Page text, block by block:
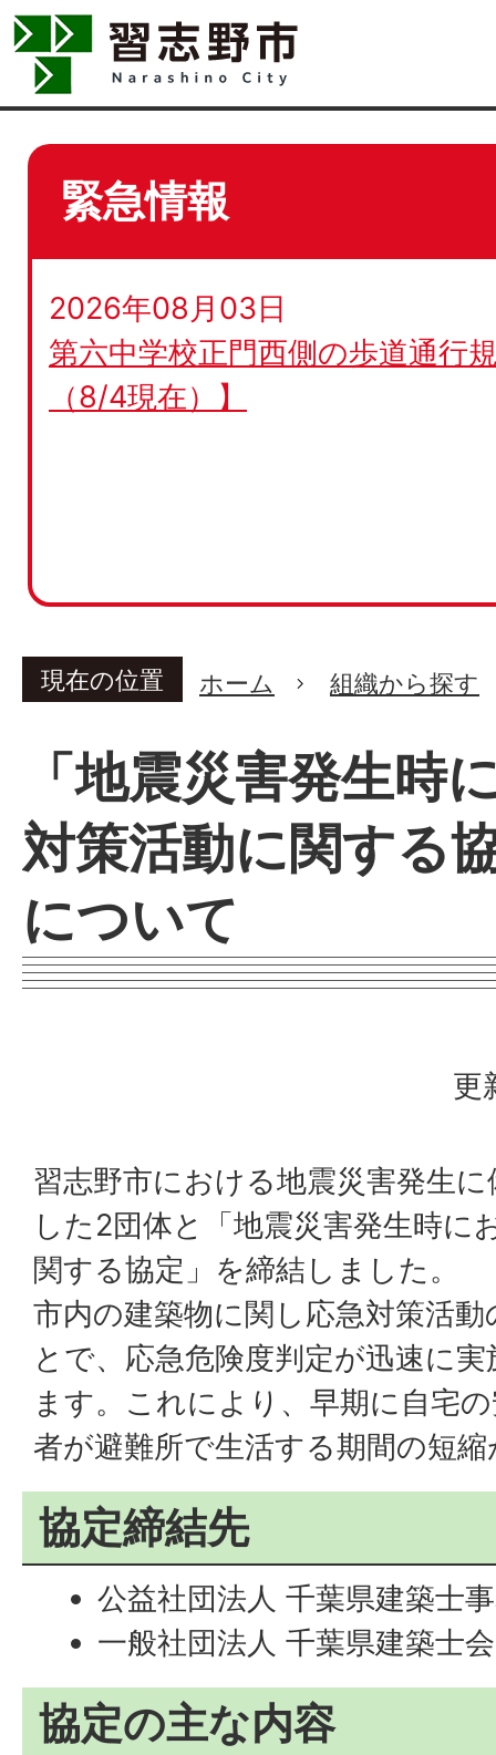
緊急情報
2026年08月03日
第六中学校正門西側の歩道通行
（8/4現在）】
現在の位置 ホーム 組織から探す
「地震災害発生時
対策活動に関する
について
更
習志野市における地震災害発生
した2団体と「地震災害発生時に
関する協定」を締結しました。
市内の建築物に関し応急対策活
とで、応急危険度判定が迅速に
ます。これにより、早期に自宅
者が避難所で生活する期間の短
協定締結先
公益社団法人 千葉県建築士
一般社団法人 千葉県建築士
協定の主な内容